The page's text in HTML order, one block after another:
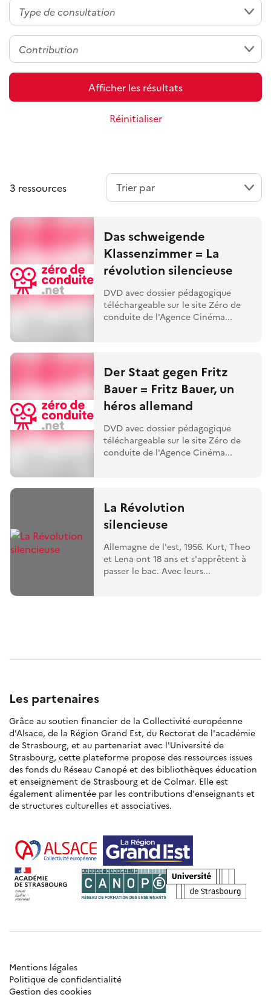
Afficher les résultats
Réinitialiser
3 ressources
Das schweigende
Klassenzimmer = La
révolution silencieuse
DVD avec dossier pédagogique
téléchargeable sur le site Zéro de
conduite de l'Agence Cinéma...
Der Staat gegen Fritz
Bauer = Fritz Bauer, un
héros allemand
DVD avec dossier pédagogique
téléchargeable sur le site Zéro de
conduite de l'Agence Cinéma...
La Révolution
silencieuse
Allemagne de l'est, 1956. Kurt, Theo
et Lena ont 18 ans et s'apprêtent à
passer le bac. Avec leurs...
Les partenaires
Grâce au soutien financier de la Collectivité européenne
d'Alsace, de la Région Grand Est, du Rectorat de l'académie
de Strasbourg, et au partenariat avec l'Université de
Strasbourg, cette plateforme propose des ressources issues
des fonds du Réseau Canopé et des bibliothèques éducation
et enseignement de Strasbourg et de Colmar. Elle est
également alimentée par les contributions d'enseignants et
de structures culturelles et associatives.
Mentions légales
Politique de confidentialité
Gestion des cookies